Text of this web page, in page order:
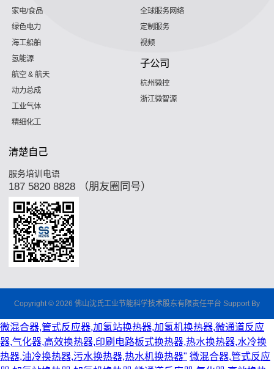
家电/食品
绿色电力
海工船舶
氢能源
航空 & 航天
动力总成
工业气体
精细化工
全球服务网络
定制服务
视频
子公司
杭州微控
浙江微智源
清楚自己
服务培训电语
187 5820 8828 （朋友圈同号）
Copyright © 2026 佛山沈氏工业节能科学技术股东有限责任平台 Support By
微混合器,管式反应器,加氢站换热器,加氢机换热器,微通道反应
器,气化器,高效换热器,印刷电路板式换热器,热水换热器,水冷换
热器,油冷换热器,污水换热器,热水机换热器" 微混合器,管式反应